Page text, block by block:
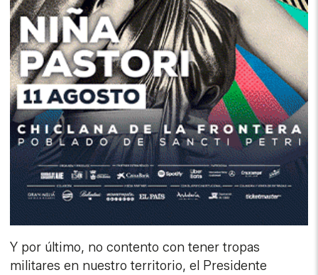
Y por último, no contento con tener tropas
militares en nuestro territorio, el Presidente